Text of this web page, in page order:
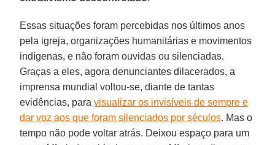
Essas situações foram percebidas nos últimos anos
pela igreja, organizações humanitárias e movimentos
indígenas, e não foram ouvidas ou silenciadas.
Graças a eles, agora denunciantes dilacerados, a
imprensa mundial voltou-se, diante de tantas
evidências, paravisualizar os invisíveis de sempre e
dar voz aos que foram silenciados por séculos. Mas o
tempo não pode voltar atrás. Deixou espaço para um